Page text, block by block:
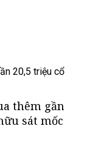
20,5 triệu cổ
thêm gần
sát mốc